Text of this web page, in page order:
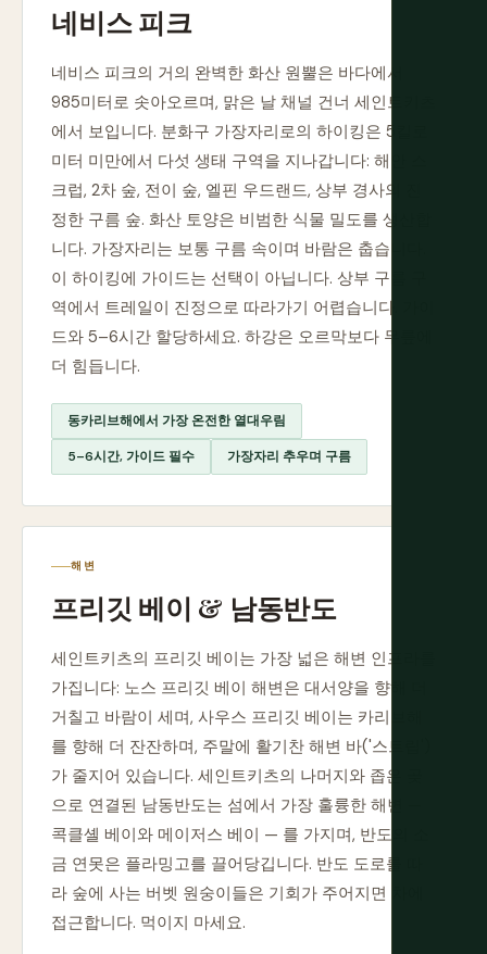
네비스 피크
네비스 피크의 거의 완벽한 화산 원뿔은 바다에서
985미터로 솟아오르며, 맑은 날 채널 건너 세인트키츠
에서 보입니다. 분화구 가장자리로의 하이킹은 5킬로
미터 미만에서 다섯 생태 구역을 지나갑니다: 해안 스
크럽, 2차 숲, 전이 숲, 엘핀 우드랜드, 상부 경사의 진
정한 구름 숲. 화산 토양은 비범한 식물 밀도를 생산합
니다. 가장자리는 보통 구름 속이며 바람은 춥습니다.
이 하이킹에 가이드는 선택이 아닙니다. 상부 구름 구
역에서 트레일이 진정으로 따라가기 어렵습니다. 가이
드와 5–6시간 할당하세요. 하강은 오르막보다 무릎에
더 힘듭니다.
동카리브해에서 가장 온전한 열대우림
5–6시간, 가이드 필수 가장자리 추우며 구름
해변
프리깃 베이 & 남동반도
세인트키츠의 프리깃 베이는 가장 넓은 해변 인프라를
가집니다: 노스 프리깃 베이 해변은 대서양을 향해 더
거칠고 바람이 세며, 사우스 프리깃 베이는 카리브해
를 향해 더 잔잔하며, 주말에 활기찬 해변 바('스트립')
가 줄지어 있습니다. 세인트키츠의 나머지와 좁은 곶
으로 연결된 남동반도는 섬에서 가장 훌륭한 해변 —
콕클셸 베이와 메이저스 베이 — 를 가지며, 반도의 소
금 연못은 플라밍고를 끌어당깁니다. 반도 도로를 따
라 숲에 사는 버벳 원숭이들은 기회가 주어지면 차에
접근합니다. 먹이지 마세요.